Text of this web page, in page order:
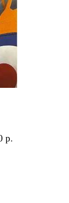
р.